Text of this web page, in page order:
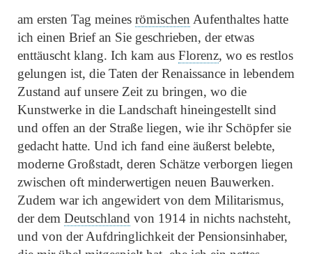
am ersten Tag meines römischen Aufenthaltes hatte
ich einen Brief an Sie geschrieben, der etwas
enttäuscht klang. Ich kam aus Florenz, wo es restlos
gelungen ist, die Taten der Renaissance in lebendem
Zustand auf unsere Zeit zu bringen, wo die
Kunstwerke in die Landschaft hineingestellt sind
und offen an der Straße liegen, wie ihr Schöpfer sie
gedacht hatte. Und ich fand eine äußerst belebte,
moderne Großstadt, deren Schätze verborgen liegen
zwischen oft minderwertigen neuen Bauwerken.
Zudem war ich angewidert von dem Militarismus,
der dem Deutschland von 1914 in nichts nachsteht,
und von der Aufdringlichkeit der Pensionsinhaber,